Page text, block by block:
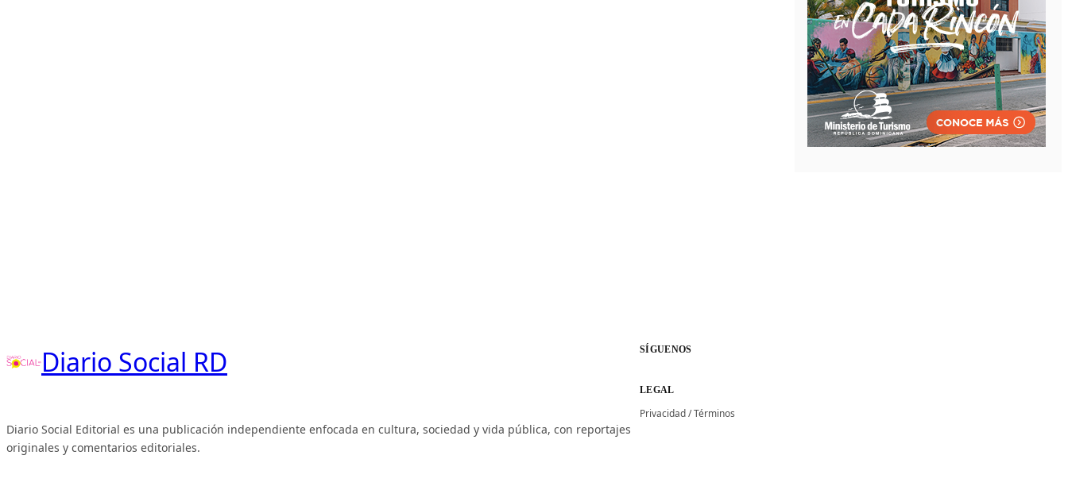
Diario Social RD
Diario Social Editorial es una publicación independiente enfocada en cultura, sociedad y vida pública, con reportajes
originales y comentarios editoriales.
SÍGUENOS
LEGAL
Privacidad/Términos